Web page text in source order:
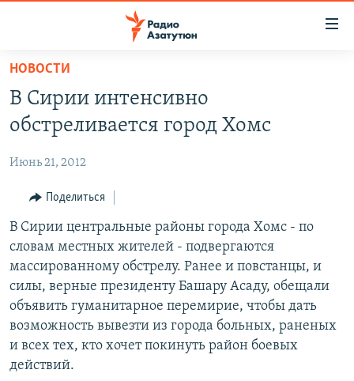
Перейти
основному
содержанию
Перейти
навигации
Перейти
поиску
НОВОСТИ
ПОЛИТИКА
ОБЩЕСТВО
ЭКОНОМИКА
РЕГИОН
НАГОРНЫЙ КАРАБАХ
КУЛЬТУРА
СПОРТ
АРХИВ
НОВОСТИ
В Сирии интенсивно
обстреливается город Хомс
Июнь 21, 2012
Поделиться
В Сирии центральные районы города Хомс - по
словам местных жителей - подвергаются
массированному обстрелу. Ранее и повстанцы, и
силы, верные президенту Башару Асаду, обещали
объявить гуманитарное перемирие, чтобы дать
возможность вывезти из города больных, раненых
и всех тех, кто хочет покинуть район боевых
действий.